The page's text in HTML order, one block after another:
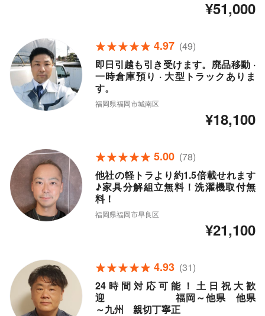
¥51,000
4.97 (49)
即日引越も引き受けます。廃品移動 ·
一時倉庫預り · 大型トラックありま
す。
福岡県福岡市城南区
¥18,100
5.00 (78)
他社の軽トラより約1.5倍載せれます
♪家具分解組立無料！洗濯機取付無
料！
福岡県福岡市早良区
¥21,100
4.93 (31)
24時間対応可能！土日祝大歓
迎 福岡～他県 他県
～九州 親切丁寧正